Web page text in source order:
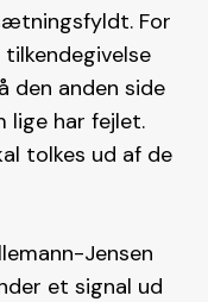
For
den anden side
lige har fejlet.
tolkes ud af de
Jensen
et signal ud